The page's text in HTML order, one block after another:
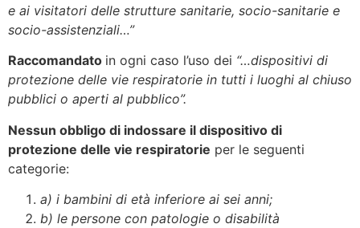
e ai visitatori delle strutture sanitarie, socio-sanitarie e
socio-assistenziali…”
Raccomandato in ogni caso l’uso dei “…dispositivi di
protezione delle vie respiratorie in tutti i luoghi al chiuso
pubblici o aperti al pubblico”.
Nessun obbligo di indossare il dispositivo di
protezione delle vie respiratorie per le seguenti
categorie:
a) i bambini di età inferiore ai sei anni;
b) le persone con patologie o disabilità